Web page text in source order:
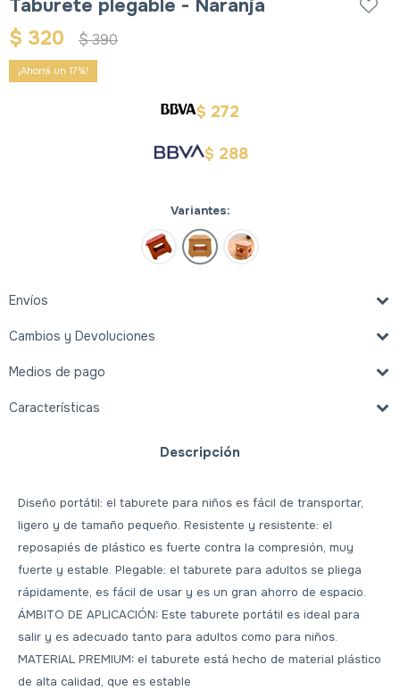
Taburete plegable - Naranja
$ 320 $390
17
$ 272
$ 288
Variantes:
Envíos
Cambios y Devoluciones
Medios de pago
Características
Descripción
Diseño portátil: el taburete para niños es fácil de transportar,
ligero y de tamaño pequeño. Resistente y resistente: el
reposapiés de plástico es fuerte contra la compresión, muy
fuerte y estable. Plegable: el taburete para adultos se pliega
rápidamente, es fácil de usar y es un gran ahorro de espacio.
ÁMBITO DE APLICACIÓN: Este taburete portátil es ideal para
salir y es adecuado tanto para adultos como para niños.
MATERIAL PREMIUM: el taburete está hecho de material plástico
de alta calidad, que es estable